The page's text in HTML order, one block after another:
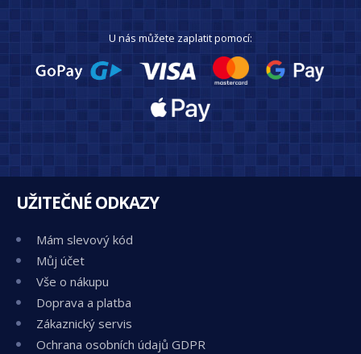
U nás můžete zaplatit pomocí:
UŽITEČNÉ ODKAZY
Mám slevový kód
Můj účet
Vše o nákupu
Doprava a platba
Zákaznický servis
Ochrana osobních údajů GDPR